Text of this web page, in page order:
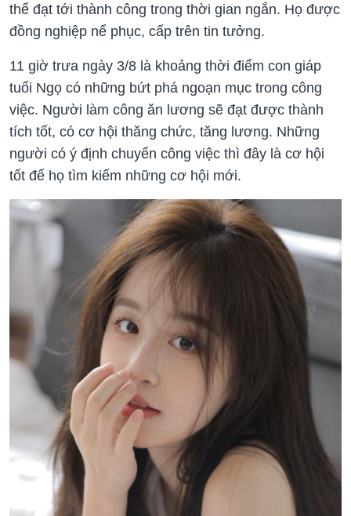
thể đạt tới thành công trong thời gian ngắn. Họ được
đồng nghiệp nể phục, cấp trên tin tưởng.
11 giờ trưa ngày 3/8 là khoảng thời điểm con giáp
tuổi Ngọ có những bứt phá ngoạn mục trong công
việc. Người làm công ăn lương sẽ đạt được thành
tích tốt, có cơ hội thăng chức, tăng lương. Những
người có ý định chuyển công việc thì đây là cơ hội
tốt để họ tìm kiếm những cơ hội mới.